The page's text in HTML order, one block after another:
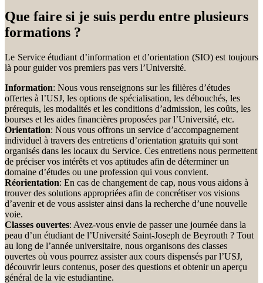
Que faire si je suis perdu entre plusieurs
formations ?
Le Service étudiant d’information et d’orientation (SIO) est toujours
là pour guider vos premiers pas vers l’Université.
Information: Nous vous renseignons sur les filières d’études
offertes à l’USJ, les options de spécialisation, les débouchés, les
prérequis, les modalités et les conditions d’admission, les coûts, les
bourses et les aides financières proposées par l’Université, etc.
Orientation: Nous vous offrons un service d’accompagnement
individuel à travers des entretiens d’orientation gratuits qui sont
organisés dans les locaux du Service. Ces entretiens nous permettent
de préciser vos intérêts et vos aptitudes afin de déterminer un
domaine d’études ou une profession qui vous convient.
Réorientation: En cas de changement de cap, nous vous aidons à
trouver des solutions appropriées afin de concrétiser vos visions
d’avenir et de vous assister ainsi dans la recherche d’une nouvelle
voie.
Classes ouvertes: Avez-vous envie de passer une journée dans la
peau d’un étudiant de l’Université Saint-Joseph de Beyrouth ? Tout
au long de l’année universitaire, nous organisons des classes
ouvertes où vous pourrez assister aux cours dispensés par l’USJ,
découvrir leurs contenus, poser des questions et obtenir un aperçu
général de la vie estudiantine.